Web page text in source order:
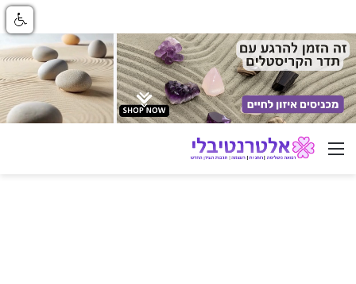
ניווט באתר